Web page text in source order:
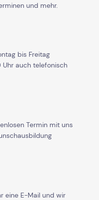
und mehr.
bis Freitag
auch telefonisch
Termin mit uns
eine E-Mail und wir